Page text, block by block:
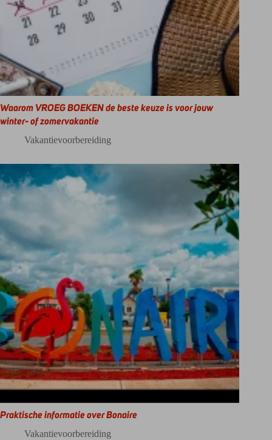
Waarom VROEG BOEKEN de beste keuze is voor jouw
winter- of zomervakantie
Vakantievoorbereiding
Praktische informatie over Bonaire
Vakantievoorbereiding